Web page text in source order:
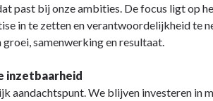
past bij onze ambities. De focus ligt op
in te zetten en verantwoordelijkheid te
samenwerking en resultaat.
inzetbaarheid
aandachtspunt. We blijven investeren in